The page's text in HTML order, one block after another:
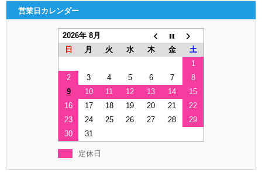
営業日カレンダー
2026年 8月
日
月 火 水 木 金
土
1
2
3 4 5 6 7
8
9
10 11 12 13 14
15
16
17 18 19 20 21
22
23
24 25 26 27 28
29
30
31
定休日